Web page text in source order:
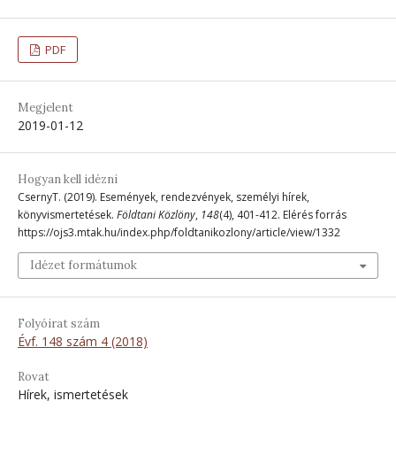
PDF
Megjelent
2019-01-12
Hogyan kell idézni
CsernyT. (2019). Események, rendezvények, személyi hírek,
könyvismertetések. Földtani Közlöny, 148(4), 401-412. Elérés forrás
https://ojs3.mtak.hu/index.php/foldtanikozlony/article/view/1332
Idézet formátumok
Folyóirat szám
Évf. 148 szám 4 (2018)
Rovat
Hírek, ismertetések